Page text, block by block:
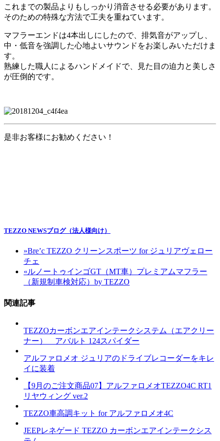
これまでの製品よりもしっかり消音させる必要があります。
そのための特殊な方法で工夫を重ねています。
マフラーエンドは4本出しにしたので、排気音がアップし、
中・低音を強調した心地よいサウンドをお楽しみいただけま
す。
熟練した職人によるハンドメイドで、見た目の迫力と美しさ
が圧倒的です。
是非お客様にお勧めください！
TEZZO NEWSブログ（法人様向け）
»Bre’c TEZZO クリーンスポーツ for ジュリアヴェロー
チェ
«ルノートゥインゴGT（MT車）プレミアムマフラー
（新規制車検対応）by TEZZO
関連記事
TEZZOカーボンエアインテークシステム（エアクリー
ナー） アバルト 124スパイダー
アルファロメオ ジュリアのドライブレコーダーをキレ
イに装着
【9月のご注文商品07】アルファロメオTEZZO4C RT1
リヤウィング ver.2
TEZZO車高調キット for アルファロメオ4C
JEEPレネゲード TEZZO カーボンエアインテークシス